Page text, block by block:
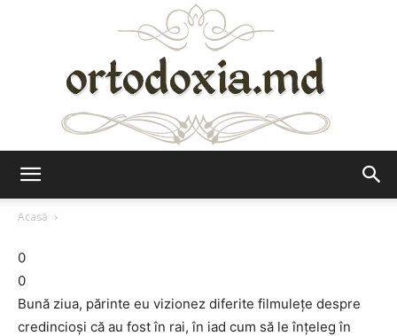
Acasă
0
0
Bună ziua, părinte eu vizionez diferite filmuleţe despre
credincioşi că au fost în rai, în iad cum să le înţeleg în